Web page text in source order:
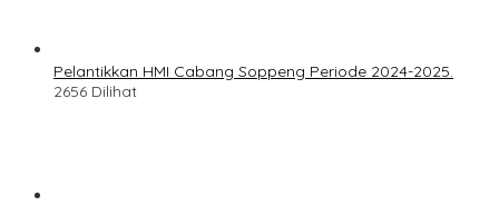
Pelantikkan HMI Cabang Soppeng Periode 2024-2025.
2656 Dilihat